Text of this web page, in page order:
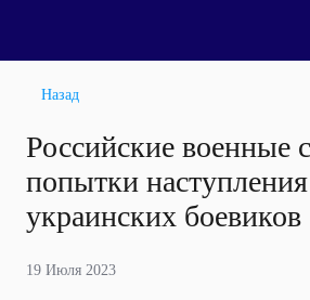
Назад
Российские военные
попытки наступления
украинских боевиков
19 Июля 2023